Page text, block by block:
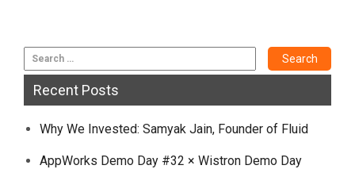
Recent Posts
Why We Invested: Samyak Jain, Founder of Fluid
AppWorks Demo Day #32 × Wistron Demo Day